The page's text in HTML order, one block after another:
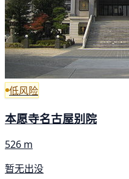
低风险
本愿寺名古屋别院
526 m
暂无出没